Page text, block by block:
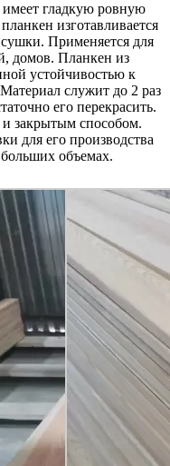
гладкую ровную
изготавливается
Применяется для
домов. Планкен из
устойчивостью к
служит до 2 раз
его перекрасить.
закрытым способом.
для его производства
объемах.